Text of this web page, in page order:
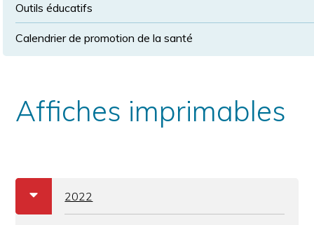
Outils éducatifs
Calendrier de promotion de la santé
Affiches imprimables
a
b 2022